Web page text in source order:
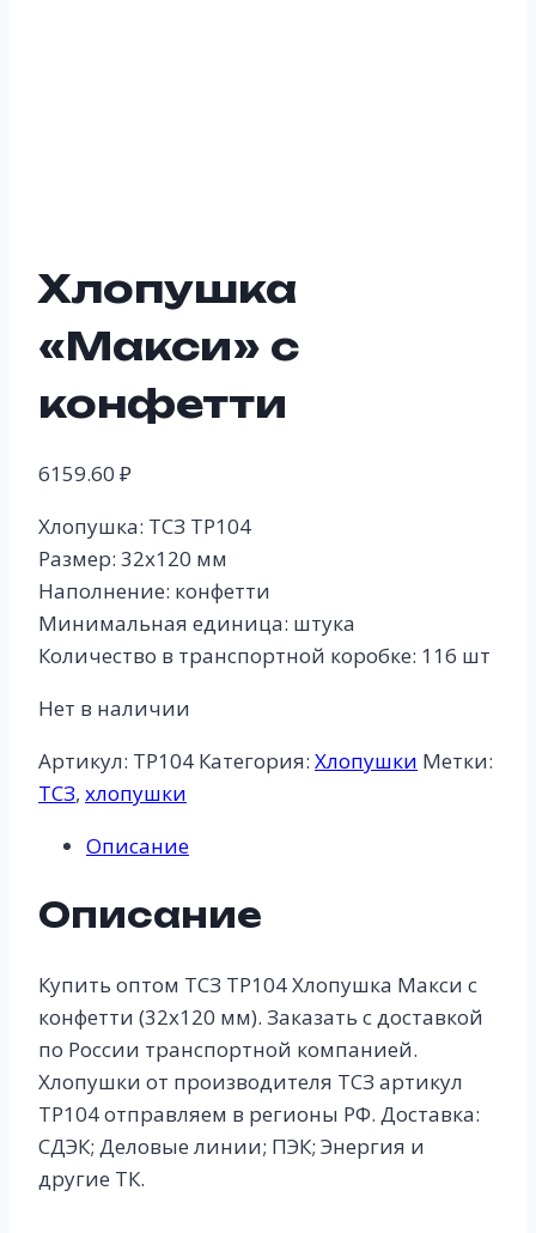
Хлопушка
«Макси» с
конфетти
6159.60 ₽
Хлопушка: ТСЗ ТР104
Размер: 32х120 мм
Наполнение: конфетти
Минимальная единица: штука
Количество в транспортной коробке: 116 шт
Нет в наличии
Артикул: ТР104 Категория: Хлопушки Метки:
ТСЗ, хлопушки
Описание
Описание
Купить оптом ТСЗ ТР104 Хлопушка Макси с
конфетти (32х120 мм). Заказать с доставкой
по России транспортной компанией.
Хлопушки от производителя ТСЗ артикул
ТР104 отправляем в регионы РФ. Доставка:
СДЭК; Деловые линии; ПЭК; Энергия и
другие ТК.